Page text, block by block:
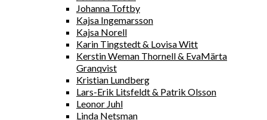
Johanna Toftby
Kajsa Ingemarsson
Kajsa Norell
Karin Tingstedt & Lovisa Witt
Kerstin Weman Thornell & EvaMärta
Granqvist
Kristian Lundberg
Lars-Erik Litsfeldt & Patrik Olsson
Leonor Juhl
Linda Netsman